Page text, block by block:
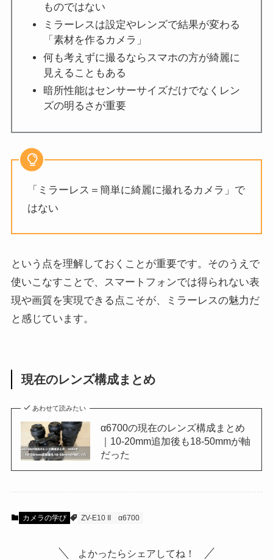
ものではない
ミラーレスは設定やレンズで結果が変わる
「素材を作るカメラ」
何も考えずに撮るならスマホの方が綺麗に
見えることもある
暗所性能はセンサーサイズだけでなくレン
ズの明るさが重要
「ミラーレス＝簡単に綺麗に撮れるカメラ」で
はない
という点を理解しておくことが重要です。そのうえで
使いこなすことで、スマートフォンでは得られない表
現や画質を実現できる点こそが、ミラーレスの魅力だ
と感じています。
現在のレンズ構成まとめ
あわせて読みたい
α6700の現在のレンズ構成まとめ
｜10-20mm追加後も18-50mmが軸
だった
カメラの学び ZV-E10 II α6700
よかったらシェアしてね！